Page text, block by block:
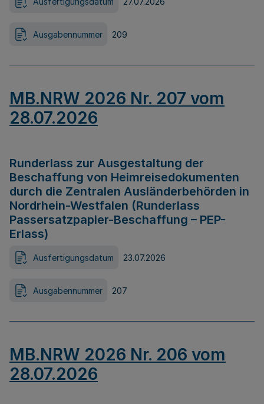
Ausgabennummer 209
MB.NRW 2026 Nr. 207 vom
28.07.2026
Runderlass zur Ausgestaltung der
Beschaffung von Heimreisedokumenten
durch die Zentralen Ausländerbehörden in
Nordrhein-Westfalen (Runderlass
Passersatzpapier-Beschaffung – PEP-
Erlass)
Ausfertigungsdatum 23.07.2026
Ausgabennummer 207
MB.NRW 2026 Nr. 206 vom
28.07.2026